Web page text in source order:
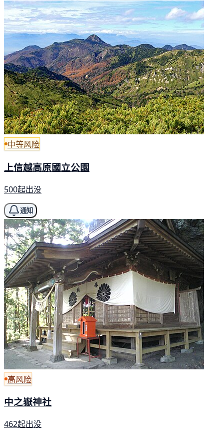
中等风险
上信越高原國立公園
500起出没
通知
高风险
中之嶽神社
462起出没